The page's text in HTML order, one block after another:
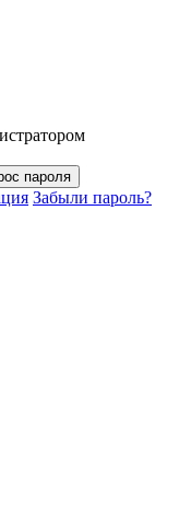
пароля
Забыли пароль?